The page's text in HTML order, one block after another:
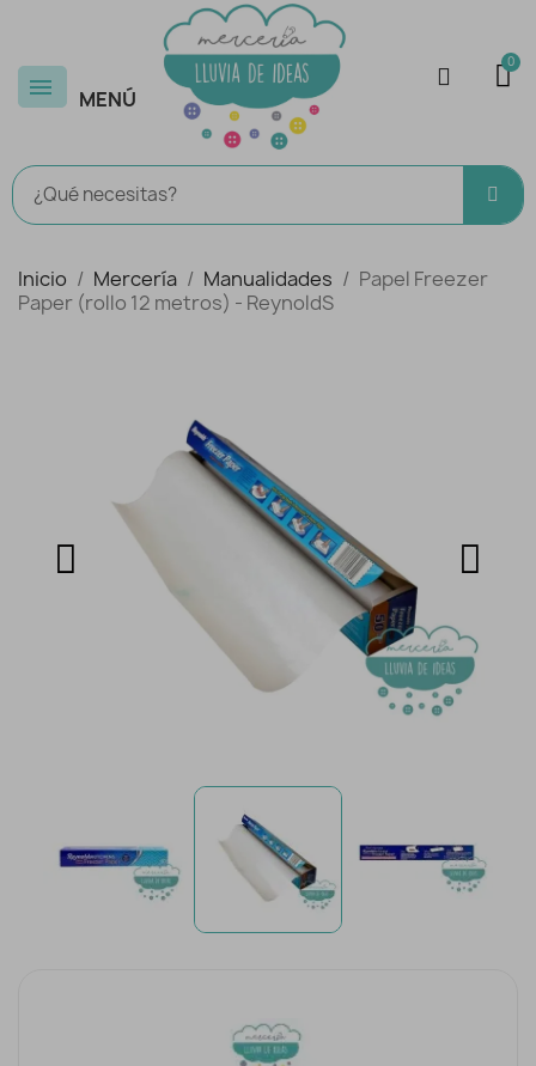
MENÚ
Inicio Mercería Manualidades
Papel Freezer
Paper (rollo 12 metros) - ReynoldS